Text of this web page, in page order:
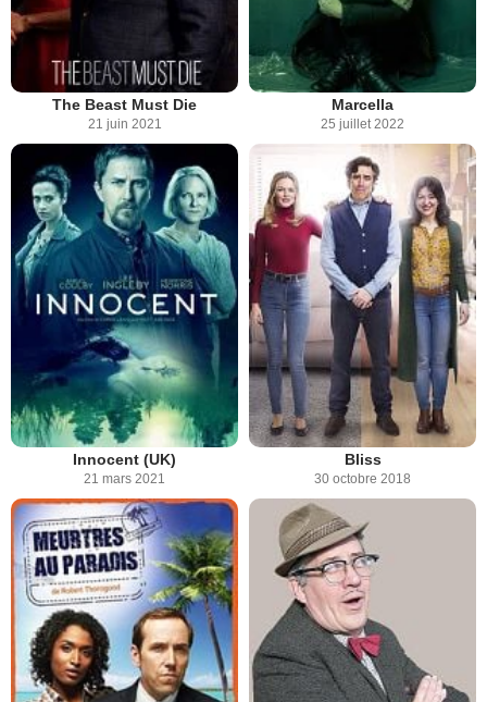
The Beast Must Die
21 juin 2021
Marcella
25 juillet 2022
Innocent (UK)
21 mars 2021
Bliss
30 octobre 2018